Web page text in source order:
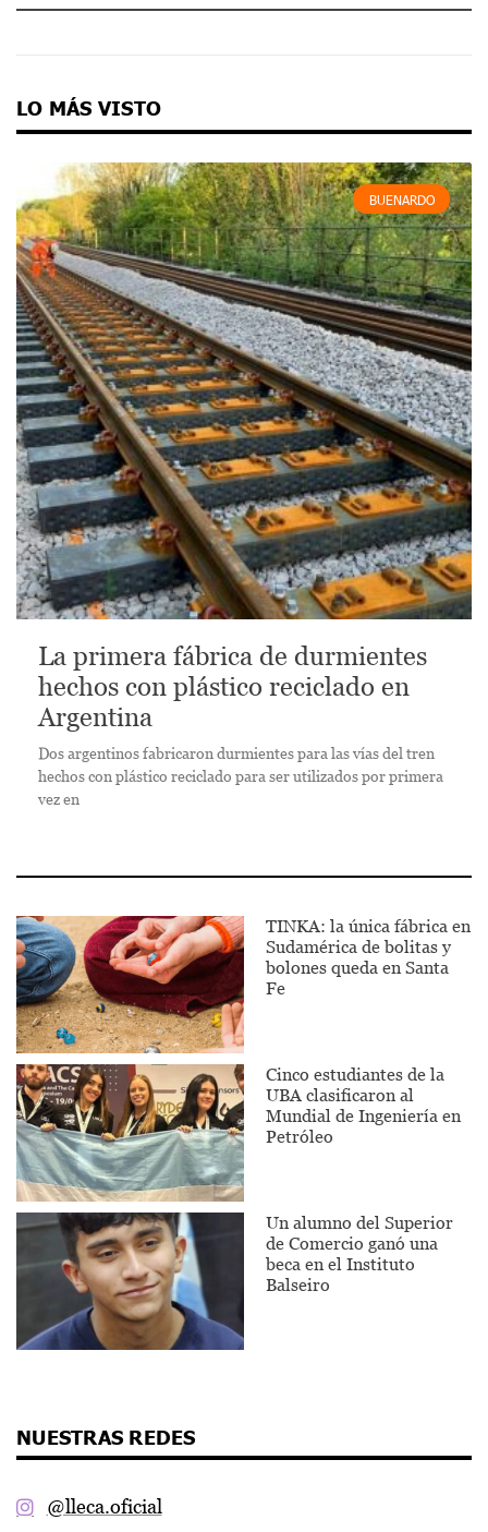
LO MÁS VISTO
BUENARDO
La primera fábrica de durmientes
hechos con plástico reciclado en
Argentina
Dos argentinos fabricaron durmientes para las vías del tren
hechos con plástico reciclado para ser utilizados por primera
vez en
TINKA: la única fábrica en
Sudamérica de bolitas y
bolones queda en Santa
Fe
Cinco estudiantes de la
UBA clasificaron al
Mundial de Ingeniería en
Petróleo
Un alumno del Superior
de Comercio ganó una
beca en el Instituto
Balseiro
NUESTRAS REDES
@lleca.oficial